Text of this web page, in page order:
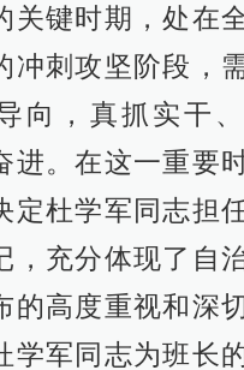
关键时期，处在
冲刺攻坚阶段，
向，真抓实干
进。在这一重要
定杜学军同志担
，充分体现了自
的高度重视和深切
学军同志为班长